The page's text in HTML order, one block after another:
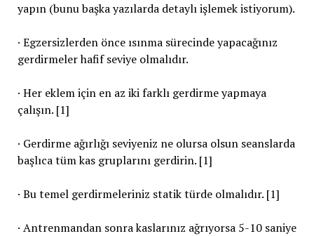
yapın (bunu başka yazılarda detaylı işlemek istiyorum).
· Egzersizlerden önce ısınma sürecinde yapacağınız
gerdirmeler hafif seviye olmalıdır.
· Her eklem için en az iki farklı gerdirme yapmaya
çalışın. [1]
· Gerdirme ağırlığı seviyeniz ne olursa olsun seanslarda
başlıca tüm kas gruplarını gerdirin. [1]
· Bu temel gerdirmeleriniz statik türde olmalıdır. [1]
· Antrenmandan sonra kaslarınız ağrıyorsa 5-10 saniye